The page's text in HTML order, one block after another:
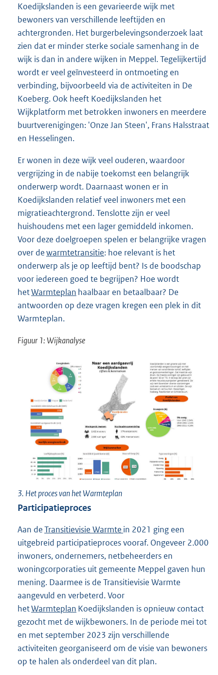
Koedijkslanden is een gevarieerde wijk met
bewoners van verschillende leeftijden en
achtergronden. Het burgerbelevingsonderzoek laat
zien dat er minder sterke sociale samenhang in de
wijk is dan in andere wijken in Meppel. Tegelijkertijd
wordt er veel geïnvesteerd in ontmoeting en
verbinding, bijvoorbeeld via de activiteiten in De
Koeberg. Ook heeft Koedijkslanden het
Wijkplatform met betrokken inwoners en meerdere
buurtverenigingen: 'Onze Jan Steen', Frans Halsstraat
en Hesselingen.
Er wonen in deze wijk veel ouderen, waardoor
vergrijzing in de nabije toekomst een belangrijk
onderwerp wordt. Daarnaast wonen er in
Koedijkslanden relatief veel inwoners met een
migratieachtergrond. Tenslotte zijn er veel
huishoudens met een lager gemiddeld inkomen.
Voor deze doelgroepen spelen er belangrijke vragen
over dewarmtetransitie: hoe relevant is het
onderwerp als je op leeftijd bent? Is de boodschap
voor iedereen goed te begrijpen? Hoe wordt
hetWarmteplan haalbaar en betaalbaar? De
antwoorden op deze vragen kregen een plek in dit
Warmteplan.
Figuur 1: Wijkanalyse
3. Het proces van het Warmteplan
Participatieproces
Aan deTransitievisie Warmte in 2021 ging een
uitgebreid participatieproces vooraf. Ongeveer 2.000
inwoners, ondernemers, netbeheerders en
woningcorporaties uit gemeente Meppel gaven hun
mening. Daarmee is de Transitievisie Warmte
aangevuld en verbeterd. Voor
hetWarmteplan Koedijkslanden is opnieuw contact
gezocht met de wijkbewoners. In de periode mei tot
en met september 2023 zijn verschillende
activiteiten georganiseerd om de visie van bewoners
op te halen als onderdeel van dit plan.